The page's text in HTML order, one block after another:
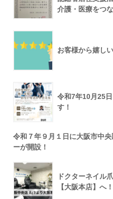
介護・医療をつ
お客様から嬉し
令和7年10月25
す！
令和７年９月１日に大阪市中
ーが開設！
ドクターネイル
【大阪本店】へ！